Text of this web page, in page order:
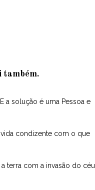
também.
a solução é uma Pessoa e
condizente com o que
terra com a invasão do céu.